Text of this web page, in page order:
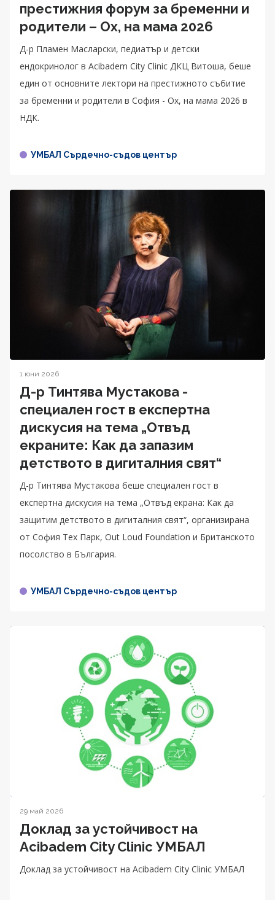
престижния форум за бременни и
родители – Ох, на мама 2026
Д-р Пламен Масларски, педиатър и детски
ендокринолог в Acibadem City Clinic ДКЦ Витоша, беше
един от основните лектори на престижното събитие
за бременни и родители в София - Ох, на мама 2026 в
НДК.
УМБАЛ Сърдечно-съдов център
1 юни 2026
Д-р Тинтява Мустакова -
специален гост в експертна
дискусия на тема „Отвъд
екраните: Как да запазим
детството в дигиталния свят“
Д-р Тинтява Мустакова беше специален гост в
експертна дискусия на тема „Отвъд екрана: Как да
защитим детството в дигиталния свят“, организирана
от София Тех Парк, Out Loud Foundation и Британското
посолство в България.
УМБАЛ Сърдечно-съдов център
29 май 2026
Доклад за устойчивост на
Acibadem City Clinic УМБАЛ
Доклад за устойчивост на Acibadem City Clinic УМБАЛ